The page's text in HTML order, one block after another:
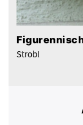
Strobl